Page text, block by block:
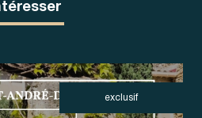
exclusif